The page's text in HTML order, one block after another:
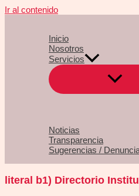
Ir al contenido
Inicio
Nosotros
Servicios
Noticias
Transparencia
Sugerencias /
literal b1) Directorio